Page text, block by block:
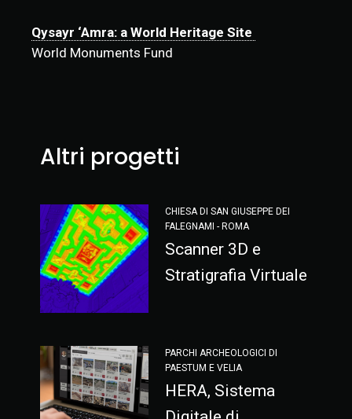
Qysayr ‘Amra: a World Heritage Site
World Monuments Fund
Altri progetti
CHIESA DI SAN GIUSEPPE DEI
FALEGNAMI - ROMA
Scanner 3D e
Stratigrafia Virtuale
PARCHI ARCHEOLOGICI DI
PAESTUM E VELIA
HERA, Sistema